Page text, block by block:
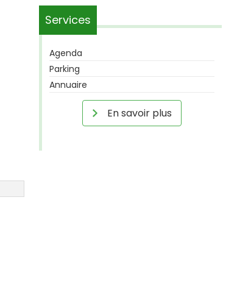
Services
Agenda
Parking
Annuaire
En savoir plus